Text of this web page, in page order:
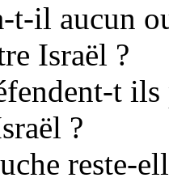
t-il aucun
Israël ?
t
?
reste-